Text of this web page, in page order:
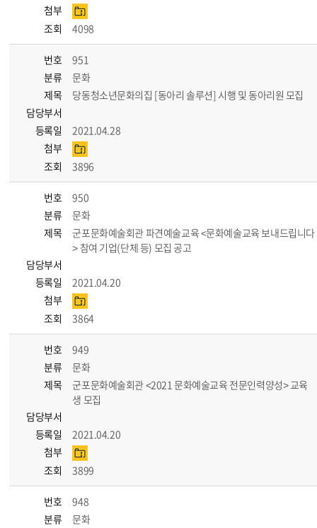
첨부
조회
4098
번호
951
분류
문화
제목
당동청소년문화의집 [동아리 솔루션] 시행 및 동아리원 모집
담당부서
등록일
2021.04.28
첨부
조회
3896
번호
950
분류
문화
제목
군포문화예술회관 파견예술교육 <문화예술교육 보내드립니다
> 참여 기업(단체 등) 모집 공고
담당부서
등록일
2021.04.20
첨부
조회
3864
번호
949
분류
문화
제목
군포문화예술회관 <2021 문화예술교육 전문인력양성> 교육
생 모집
담당부서
등록일
2021.04.20
첨부
조회
3899
번호
948
분류
문화